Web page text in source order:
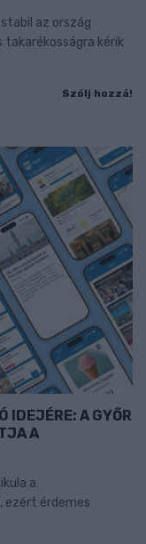
az ország
takarékosságra kérik
Szólj hozzá!
IDEJÉRE: A GYŐR
A
a
ezért érdemes